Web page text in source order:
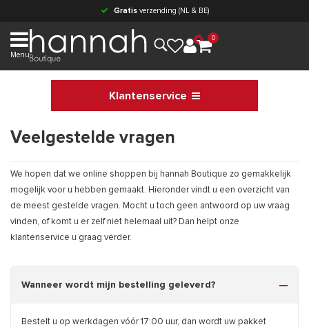
Gratisverzending (NL & BE)
Menu
0
Klantenservice
Veelgestelde vragen
We hopen dat we online shoppen bij hannah Boutique zo gemakkelijk
mogelijk voor u hebben gemaakt. Hieronder vindt u een overzicht van
de meest gestelde vragen. Mocht u toch geen antwoord op uw vraag
vinden, of komt u er zelf niet helemaal uit? Dan helpt onze
klantenservice u graag verder.
Wanneer wordt mijn bestelling geleverd?
Bestelt u op werkdagen vóór 17:00 uur, dan wordt uw pakket